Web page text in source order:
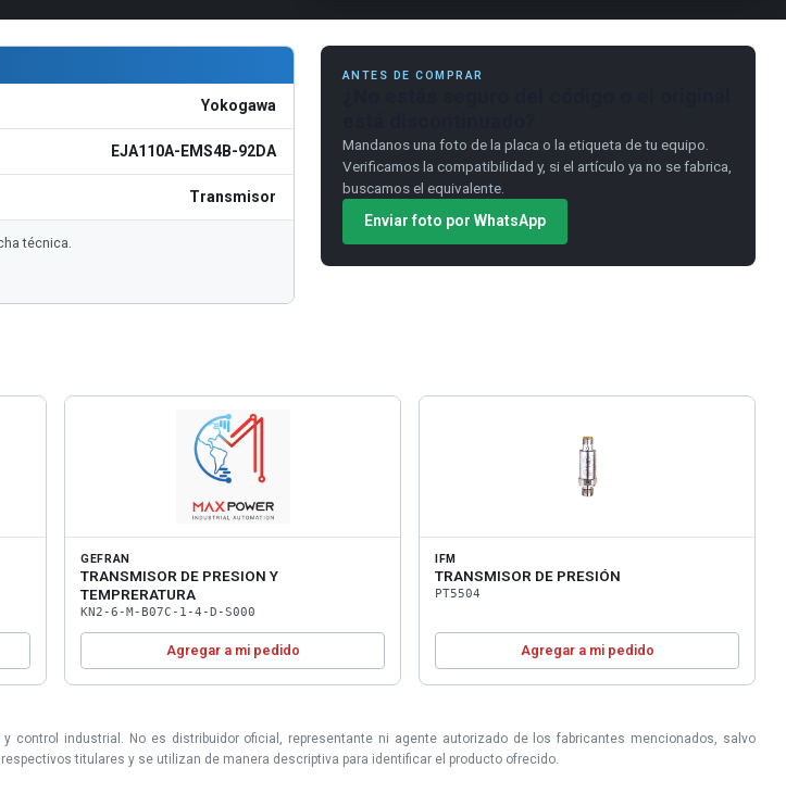
Yokogawa
EJA110A-EMS4B-92DA
Transmisor
técnica.
ANTES DE COMPRAR
Mandanos una foto de la placa o la etiqueta de tu equipo.
Verificamos la compatibilidad y, si el artículo ya no se fabrica,
buscamos el equivalente.
Enviar foto por WhatsApp
GEFRAN
TRANSMISOR DE PRESION Y
TEMPRERATURA
KN2-6-M-B07C-1-4-D-S000
Agregar a mi pedido
IFM
TRANSMISOR DE PRESIÓN
PT5504
Agregar a mi pedido
y control industrial. No es distribuidor oficial, representante ni agente autorizado de los fabricantes mencionados, salvo
titulares y se utilizan de manera descriptiva para identificar el producto ofrecido.